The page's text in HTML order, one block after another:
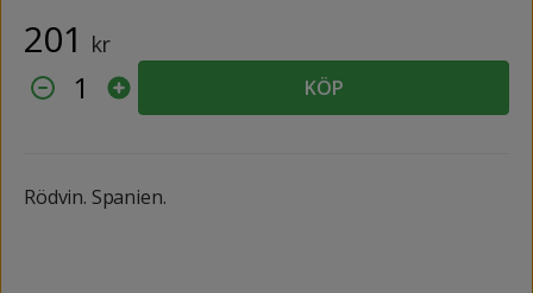
201 kr
1 KÖP
Rödvin. Spanien.